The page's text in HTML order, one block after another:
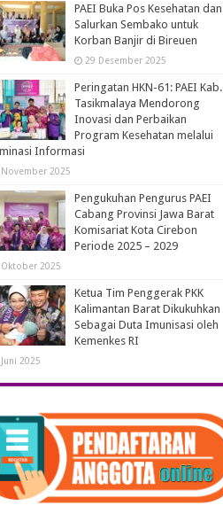
PAEI Buka Pos Kesehatan dan
Salurkan Sembako untuk
Korban Banjir di Bireuen
29 Desember 2025
Peringatan HKN-61: PAEI Kab.
Tasikmalaya Mendorong
Inovasi dan Perbaikan
Program Kesehatan melalui
Informasi
November 2025
Pengukuhan Pengurus PAEI
Cabang Provinsi Jawa Barat
Komisariat Kota Cirebon
Periode 2025 – 2029
Oktober 2025
Ketua Tim Penggerak PKK
Kalimantan Barat Dikukuhkan
Sebagai Duta Imunisasi oleh
Kemenkes RI
2025